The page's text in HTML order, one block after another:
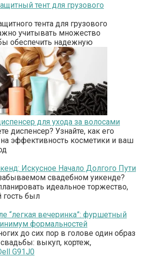
тент для грузового
тента для грузового
учитывать множество
обеспечить надежную
для ухода за волосами
диспенсер? Узнайте, как его
эффективность косметики и ваш
Искусное Начало Долгого Пути
свадебном уикенде?
идеальное торжество,
был
“легкая вечеринка”: фуршетный
формальностей
до сих пор в голове один образ
выкуп, кортеж,
G91J0